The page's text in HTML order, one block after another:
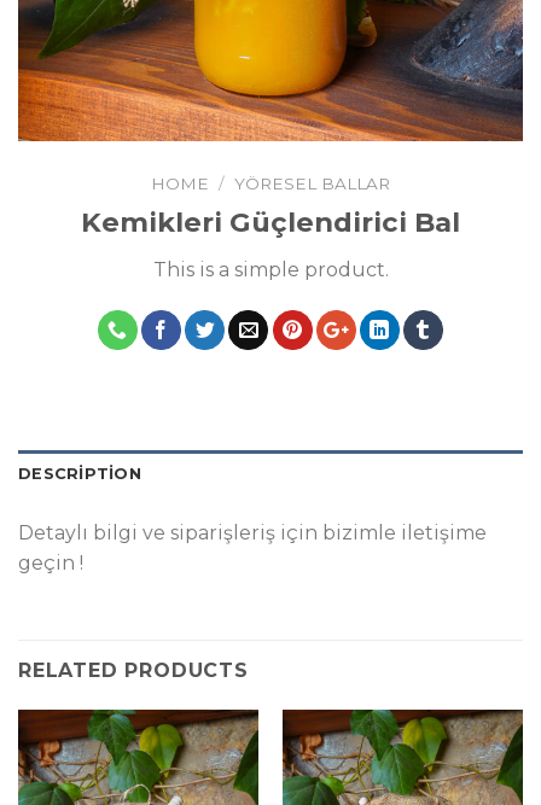
HOME / YÖRESEL BALLAR
Kemikleri Güçlendirici Bal
This is a simple product.
DESCRIPTION
Detaylı bilgi ve siparişleriş için bizimle iletişime
geçin !
RELATED PRODUCTS